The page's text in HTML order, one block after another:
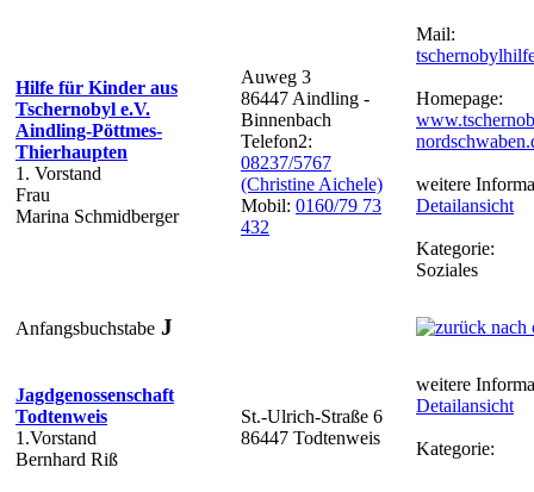
Hilfe für Kinder aus
Tschernobyl e.V.
Aindling-Pöttmes-
Thierhaupten
1. Vorstand
Frau
Marina Schmidberger
Auweg 3
86447 Aindling -
Binnenbach
Telefon2:
08237/5767
(Christine Aichele)
Mobil: 0160/79 73
432
Mail:
Homepage:
weitere
Detailansicht
Kategorie:
Soziales
Anfangsbuchstabe J
Jagdgenossenschaft
Todtenweis
1.Vorstand
Bernhard Riß
St.-Ulrich-Straße 6
86447 Todtenweis
weitere
Detailansicht
Kategorie: